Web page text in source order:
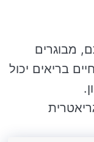
מבוגרים
בריאים יכול